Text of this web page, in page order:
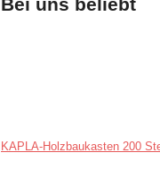
KAPLA-Holzbaukasten 200